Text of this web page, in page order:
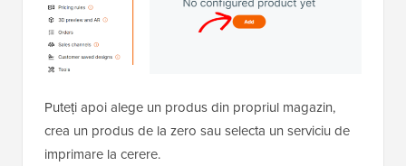
Puteți apoi alege un produs din propriul magazin,
crea un produs de la zero sau selecta un serviciu de
imprimare la cerere.